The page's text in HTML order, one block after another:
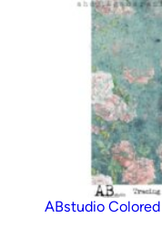
ABstudio